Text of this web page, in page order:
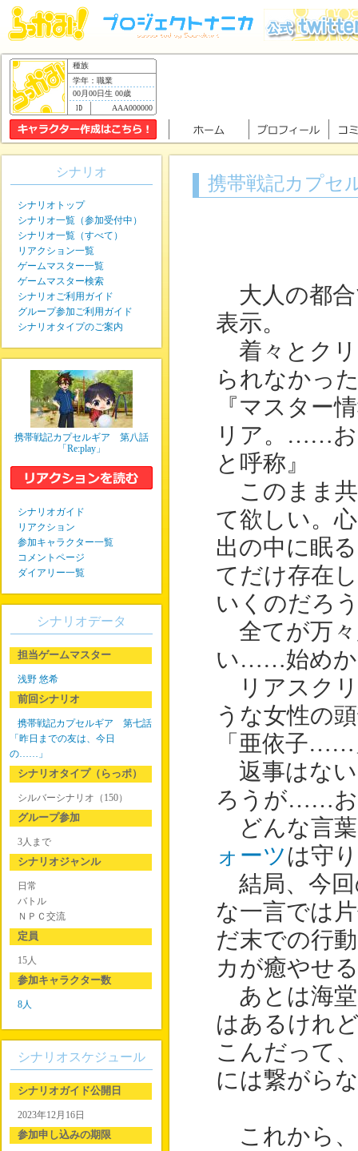
種族
学年：職業
00月00日生 00歳
AAA000000
携帯戦記カプセ
大人の都合
表示。
着々とクリ
られなかっ
『マスター
リア。……お
と呼称』
このまま共
て欲しい。
出の中に眠
てだけ存在
いくのだろ
全てが万々
い……始めか
リアスクリ
うな女性の
「亜依子
返事はない
ろうが……お
どんな言葉
ォーツは守
結局、今回
な一言では
だ末での行
カが癒やせ
あとは海堂
はあるけれ
こんだって
には繋がら
これから
シナリオ
シナリオトップ
シナリオ一覧（参加受付中）
シナリオ一覧（すべて）
リアクション一覧
ゲームマスター一覧
ゲームマスター検索
シナリオご利用ガイド
グループ参加ご利用ガイド
シナリオタイプのご案内
携帯戦記カプセルギア 第八話
「Re:play」
シナリオガイド
リアクション
参加キャラクター一覧
コメントページ
ダイアリー一覧
シナリオデータ
担当ゲームマスター
浅野 悠希
前回シナリオ
携帯戦記カプセルギア 第七話
「昨日までの友は、今日
の……」
シナリオタイプ（らっポ）
シルバーシナリオ（150）
グループ参加
3人まで
シナリオジャンル
日常
バトル
ＮＰＣ交流
定員
15人
参加キャラクター数
8人
シナリオスケジュール
シナリオガイド公開日
2023年12月16日
参加申し込みの期限